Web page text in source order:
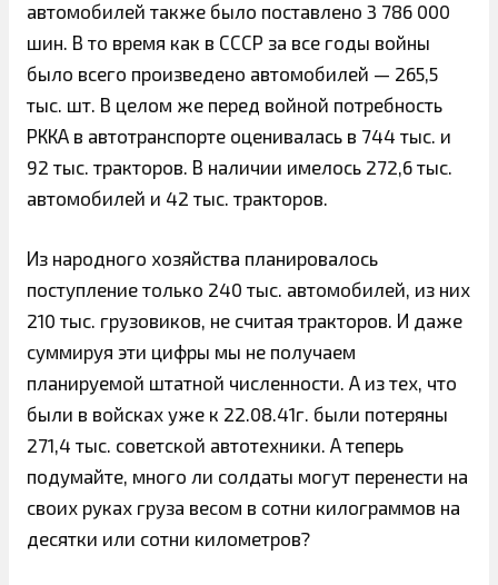
автомобилей также было поставлено 3 786 000
шин. В то время как в СССР за все годы войны
было всего произведено автомобилей — 265,5
тыс. шт. В целом же перед войной потребность
РККА в автотранспорте оценивалась в 744 тыс. и
92 тыс. тракторов. В наличии имелось 272,6 тыс.
автомобилей и 42 тыс. тракторов.
Из народного хозяйства планировалось
поступление только 240 тыс. автомобилей, из них
210 тыс. грузовиков, не считая тракторов. И даже
суммируя эти цифры мы не получаем
планируемой штатной численности. А из тех, что
были в войсках уже к 22.08.41г. были потеряны
271,4 тыс. советской автотехники. А теперь
подумайте, много ли солдаты могут перенести на
своих руках груза весом в сотни килограммов на
десятки или сотни километров?